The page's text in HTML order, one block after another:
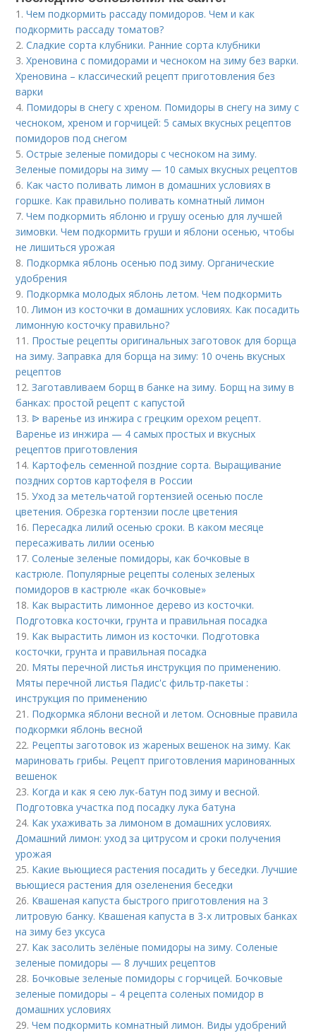
1.Чем подкормить рассаду помидоров. Чем и как
подкормить рассаду томатов?
2.Сладкие сорта клубники. Ранние сорта клубники
3.Хреновина с помидорами и чесноком на зиму без варки.
Хреновина – классический рецепт приготовления без
варки
4. Помидоры в снегу с хреном. Помидоры в снегу на зиму с
чесноком, хреном и горчицей: 5 самых вкусных рецептов
помидоров под снегом
5.Острые зеленые помидоры с чесноком на зиму.
Зеленые помидоры на зиму — 10 самых вкусных рецептов
6. Как часто поливать лимон в домашних условиях в
горшке. Как правильно поливать комнатный лимон
7.Чем подкормить яблоню и грушу осенью для лучшей
зимовки. Чем подкормить груши и яблони осенью, чтобы
не лишиться урожая
8. Подкормка яблонь осенью под зиму. Органические
удобрения
9. Подкормка молодых яблонь летом. Чем подкормить
10.Лимон из косточки в домашних условиях. Как посадить
лимонную косточку правильно?
11. Простые рецепты оригинальных заготовок для борща
на зиму. Заправка для борща на зиму: 10 очень вкусных
рецептов
12.Заготавливаем борщ в банке на зиму. Борщ на зиму в
банках: простой рецепт с капустой
13. ᐉ варенье из инжира с грецким орехом рецепт.
Варенье из инжира — 4 самых простых и вкусных
рецептов приготовления
14. Картофель семенной поздние сорта. Выращивание
поздних сортов картофеля в России
15.Уход за метельчатой гортензией осенью после
цветения. Обрезка гортензии после цветения
16. Пересадка лилий осенью сроки. В каком месяце
пересаживать лилии осенью
17.Соленые зеленые помидоры, как бочковые в
кастрюле. Популярные рецепты соленых зеленых
помидоров в кастрюле «как бочковые»
18. Как вырастить лимонное дерево из косточки.
Подготовка косточки, грунта и правильная посадка
19. Как вырастить лимон из косточки. Подготовка
косточки, грунта и правильная посадка
20. Мяты перечной листья инструкция по применению.
Мяты перечной листья Падис'с фильтр-пакеты :
инструкция по применению
21. Подкормка яблони весной и летом. Основные правила
подкормки яблонь весной
22. Рецепты заготовок из жареных вешенок на зиму. Как
мариновать грибы. Рецепт приготовления маринованных
вешенок
23. Когда и как я сею лук-батун под зиму и весной.
Подготовка участка под посадку лука батуна
24. Как ухаживать за лимоном в домашних условиях.
Домашний лимон: уход за цитрусом и сроки получения
урожая
25. Какие вьющиеся растения посадить у беседки. Лучшие
вьющиеся растения для озеленения беседки
26. Квашеная капуста быстрого приготовления на 3
литровую банку. Квашеная капуста в 3-х литровых банках
на зиму без уксуса
27. Как засолить зелёные помидоры на зиму. Соленые
зеленые помидоры — 8 лучших рецептов
28. Бочковые зеленые помидоры с горчицей. Бочковые
зеленые помидоры – 4 рецепта соленых помидор в
домашних условиях
29.Чем подкормить комнатный лимон. Виды удобрений